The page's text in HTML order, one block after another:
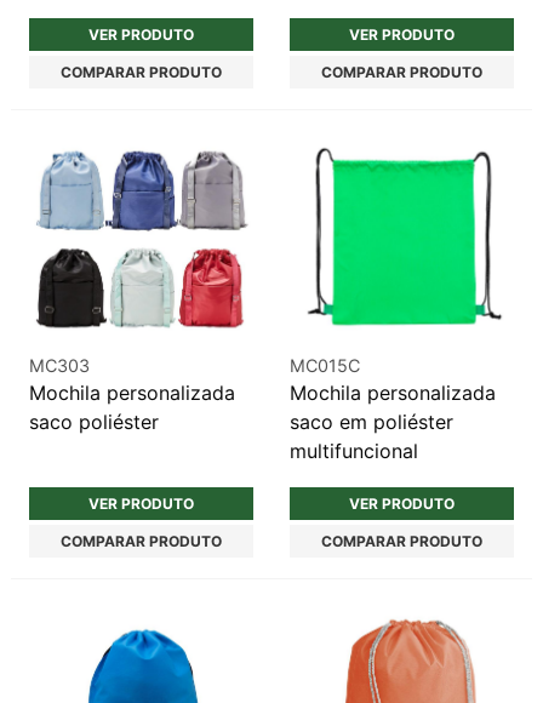
VER PRODUTO
COMPARAR PRODUTO
VER PRODUTO
COMPARAR PRODUTO
MC303
Mochila personalizada
saco poliéster
VER PRODUTO
COMPARAR PRODUTO
MC015C
Mochila personalizada
saco em poliéster
multifuncional
VER PRODUTO
COMPARAR PRODUTO